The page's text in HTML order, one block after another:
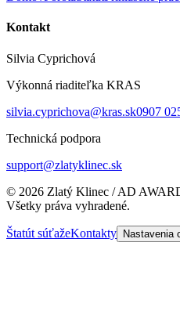
Kontakt
Silvia Cyprichová
Výkonná riaditeľka KRAS
silvia.cyprichova@kras.sk0907
Technická podpora
support@zlatyklinec.sk
© 2026 Zlatý Klinec / AD
Všetky práva vyhradené.
Štatút súťažeKontakty Nastavenia